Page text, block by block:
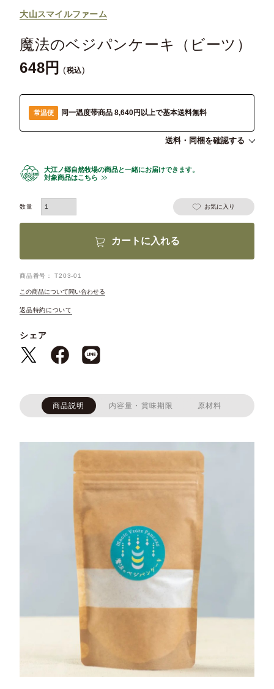
大山スマイルファーム
魔法のベジパンケーキ（ビーツ）
648 税込
常温便 同一温度帯商品 8,640円以上で基本送料無料
送料・同梱を確認する
大江ノ郷自然牧場の商品と一緒にお届けできます。
対象商品はこちら
お気に入り
カートに入れる
商品番号 T203-01
この商品について問い合わせる
返品特約について
シェア
商品説明 内容量・賞味期限 原材料